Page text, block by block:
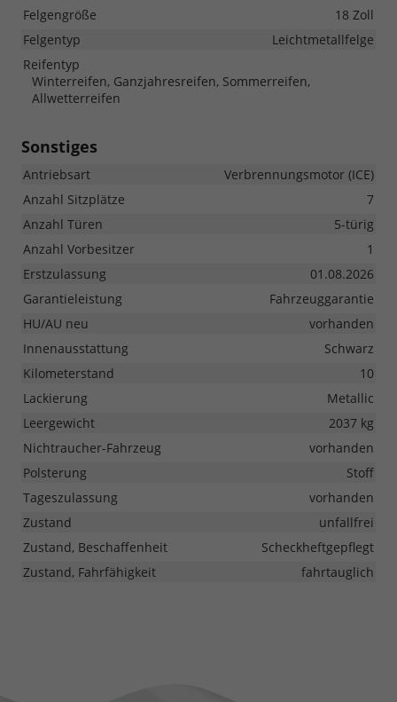
Felgengröße
18 Zoll
Felgentyp
Leichtmetallfelge
Reifentyp
Winterreifen, Ganzjahresreifen, Sommerreifen,
Allwetterreifen
Sonstiges
Antriebsart
Verbrennungsmotor (ICE)
Anzahl Sitzplätze
7
Anzahl Türen
5-türig
Anzahl Vorbesitzer
1
Erstzulassung
01.08.2026
Garantieleistung
Fahrzeuggarantie
HU/AU neu
vorhanden
Innenausstattung
Schwarz
Kilometerstand
10
Lackierung
Metallic
Leergewicht
2037 kg
Nichtraucher-Fahrzeug
vorhanden
Polsterung
Stoff
Tageszulassung
vorhanden
Zustand
unfallfrei
Zustand, Beschaffenheit
Scheckheftgepflegt
Zustand, Fahrfähigkeit
fahrtauglich